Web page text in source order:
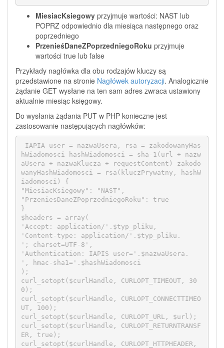
MiesiacKsiegowy przyjmuje wartości: NAST lub
POPRZ odpowiednio dla miesiąca następnego oraz
poprzedniego
PrzenieśDaneZPoprzedniegoRoku przyjmuje
wartości true lub false
Przykłady nagłówka dla obu rodzajów kluczy są
przedstawione na stronie Nagłówek autoryzacji. Analogicznie
żądanie GET wysłane na ten sam adres zwraca ustawiony
aktualnie miesiąc księgowy.
Do wysłania żądania PUT w PHP konieczne jest
zastosowanie następujących nagłówków:
￼IAPIA user = nazwaUsera, rsa = zakodowanyHas
hWiadomosci hashWiadomosci = sha-1(url + nazw
aUsera + nazwaKlucza + requestContent) zakodo
wanyHashWiadomosci = rsa(kluczPrywatny, hashW
iadomosci) {
"MiesiacKsiegowy": "NAST",
"PrzeniesDaneZPoprzedniegoRoku": true
}
$headers = array(
'Accept: application/'.$typ_pliku,
'Content-type: application/'.$typ_pliku.
'; charset=UTF-8',
'Authentication: IAPIS user='.$nazwaUsera.
', hmac-sha1='.$hashWiadomosci
);
curl_setopt($curlHandle, CURLOPT_TIMEOUT, 30
0);
curl_setopt($curlHandle, CURLOPT_CONNECTTIMEO
UT, 100);
curl_setopt($curlHandle, CURLOPT_URL, $url);
curl_setopt($curlHandle, CURLOPT_RETURNTRANSF
ER, true);
curl_setopt($curlHandle, CURLOPT_HTTPHEADER,